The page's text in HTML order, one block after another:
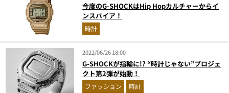
今度のG-SHOCKはHip Hopカルチャーからイ
ンスパイア！
時計
2022/06/26 18:00
G-SHOCKが指輪に!? “時計じゃない”プロジェ
クト第2弾が始動！
ファッション 時計